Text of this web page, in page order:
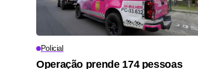
Policial
Operação prende 174 pessoas